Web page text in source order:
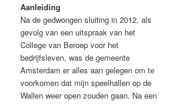
Aanleiding
Na de gedwongen sluiting in 2012, als
gevolg van een uitspraak van het
College van Beroep voor het
bedrijfsleven, was de gemeente
Amsterdam er alles aan gelegen om te
voorkomen dat mijn speelhallen op de
Wallen weer open zouden gaan. Na een